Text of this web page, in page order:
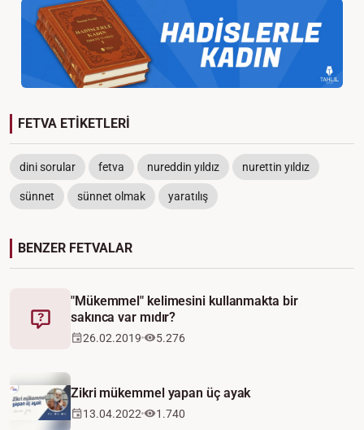
FETVA ETİKETLERİ
dini sorular fetva nureddin yıldız nurettin yıldız
sünnet sünnet olmak yaratılış
BENZER FETVALAR
Fetva
"Mükemmel" kelimesini kullanmakta bir
sakınca var mıdır?
26.02.2019 5.276
Video
Zikri mükemmel yapan üç ayak
13.04.2022 1.740